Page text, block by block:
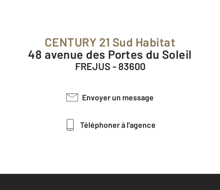
CENTURY 21 Sud Habitat
48 avenue des Portes du Soleil
FREJUS - 83600
Envoyer un message
Téléphoner à l'agence